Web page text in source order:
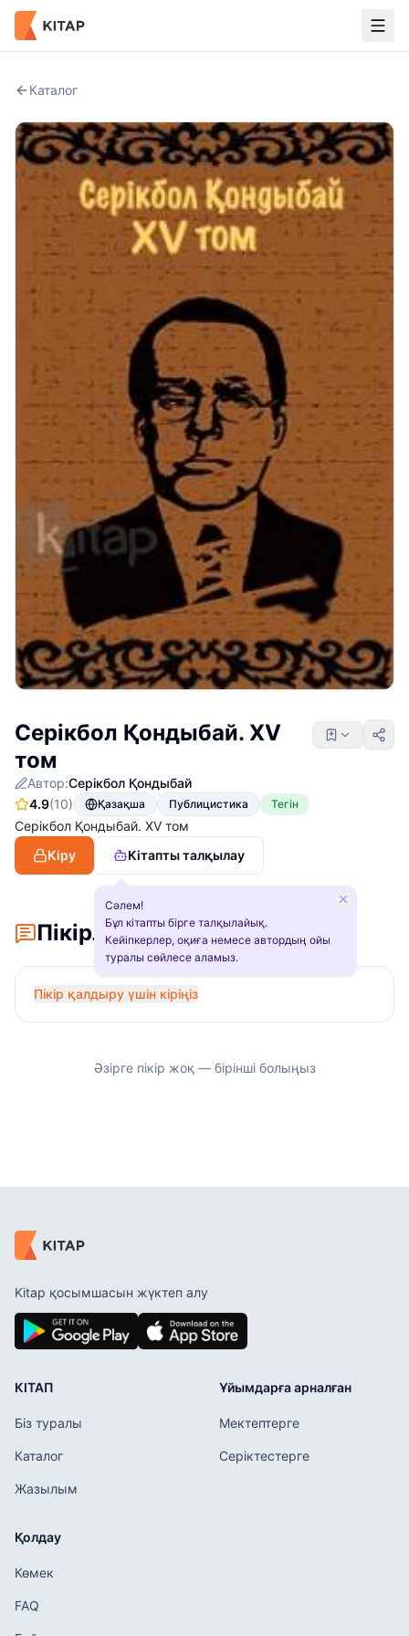
Каталог
Серікбол Қондыбай. XV
том
Автор:Серікбол Қондыбай
4.9(10) Қазақша Публицистика Тегін
Серікбол Қондыбай. XV том
Кіру
Кітапты талқылау
Сәлем!
Бұл кітапты бірге талқылайық.
Кейіпкерлер, оқиға немесе автордың ойы
туралы сөйлесе аламыз.
Пікірлер
Пікір қалдыру үшін кіріңіз
Әзірге пікір жоқ — бірінші болыңыз
Kitap қосымшасын жүктеп алу
КІТАП
Біз туралы
Каталог
Жазылым
Ұйымдарға арналған
Мектептерге
Серіктестерге
Қолдау
Көмек
FAQ